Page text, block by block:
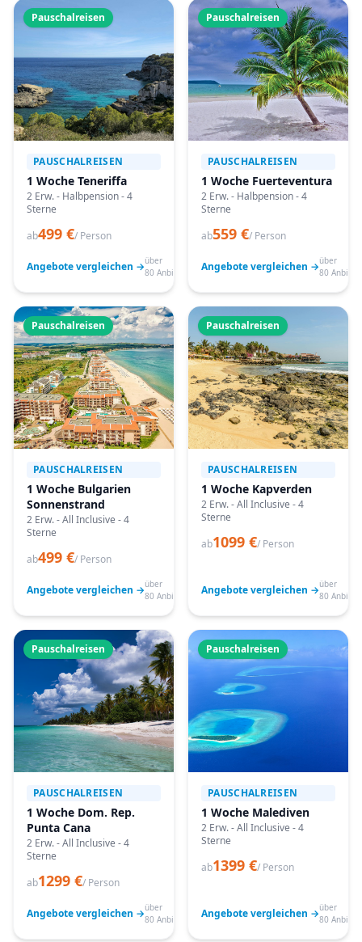
Pauschalreisen
PAUSCHALREISEN
1 Woche Teneriffa
2 Erw. - Halbpension - 4
Sterne
ab499 €/ Person
Angebote vergleichen →über
80 Anbieter
Pauschalreisen
PAUSCHALREISEN
1 Woche Fuerteventura
2 Erw. - Halbpension - 4
Sterne
ab559 €/ Person
Angebote vergleichen →über
80
Pauschalreisen
PAUSCHALREISEN
1 Woche Bulgarien
Sonnenstrand
2 Erw. - All Inclusive - 4
Sterne
ab499 €/ Person
Angebote vergleichen →über
80 Anbieter
Pauschalreisen
PAUSCHALREISEN
1 Woche Kapverden
2 Erw. - All Inclusive - 4
Sterne
ab1099 €/ Person
Angebote vergleichen →über
80
Pauschalreisen
PAUSCHALREISEN
1 Woche Dom. Rep.
Punta Cana
2 Erw. - All Inclusive - 4
Sterne
ab1299 €/ Person
Angebote vergleichen →über
80 Anbieter
Pauschalreisen
PAUSCHALREISEN
1 Woche Malediven
2 Erw. - All Inclusive - 4
Sterne
ab1399 €/ Person
Angebote vergleichen →über
80